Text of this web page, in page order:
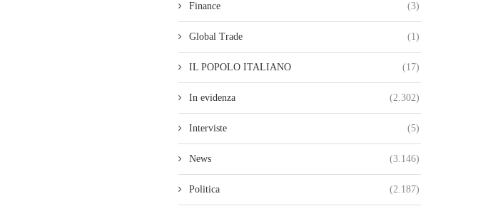
Finance (3)
Global Trade (1)
IL POPOLO ITALIANO (17)
In evidenza (2.302)
Interviste (5)
News (3.146)
Politica (2.187)